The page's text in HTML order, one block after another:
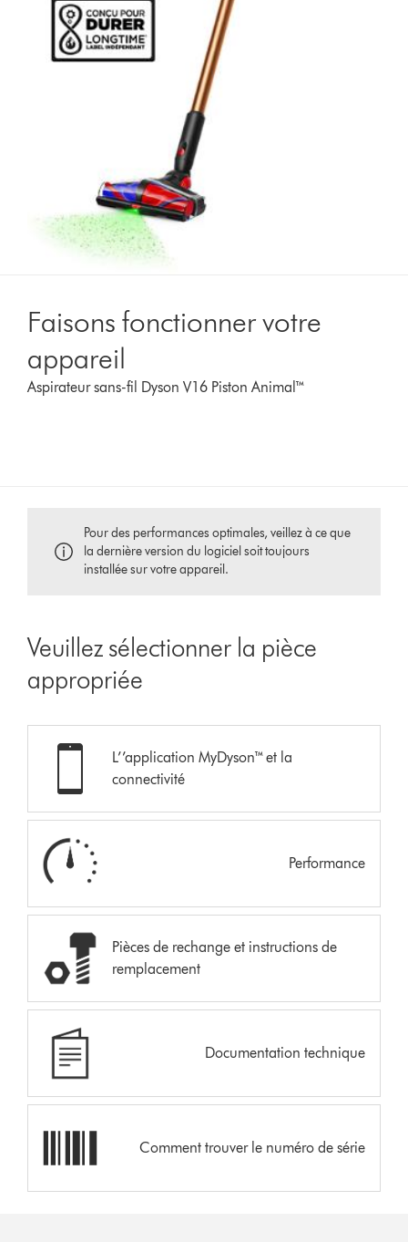
Faisons fonctionner votre
appareil
Aspirateur sans-fil Dyson V16 Piston Animal™
Pour des performances optimales, veillez à ce que
la dernière version du logiciel soit toujours
installée sur votre appareil.
Veuillez sélectionner la pièce
appropriée
L’’application MyDyson™ et la
connectivité
Performance
Pièces de rechange et instructions de
remplacement
Documentation technique
Comment trouver le numéro de série